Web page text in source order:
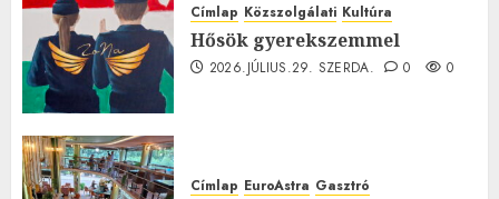
Címlap Közszolgálati Kultúra
Hősök gyerekszemmel
2026.JÚLIUS.29. SZERDA. 0 0
Címlap EuroAstra Gasztró